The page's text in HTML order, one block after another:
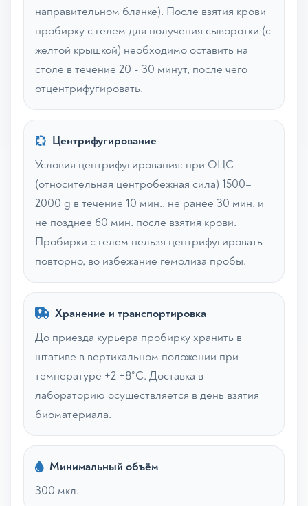
направительном бланке). После взятия крови
пробирку с гелем для получения сыворотки (с
желтой крышкой) необходимо оставить на
столе в течение 20 - 30 минут, после чего
отцентрифугировать.
Центрифугирование
Условия центрифугирования: при ОЦС
(относительная центробежная сила) 1500–
2000 g в течение 10 мин., не ранее 30 мин. и
не позднее 60 мин. после взятия крови.
Пробирки с гелем нельзя центрифугировать
повторно, во избежание гемолиза пробы.
Хранение и транспортировка
До приезда курьера пробирку хранить в
штативе в вертикальном положении при
температуре +2 +8ºС. Доставка в
лабораторию осуществляется в день взятия
биоматериала.
Минимальный объём
300 мкл.